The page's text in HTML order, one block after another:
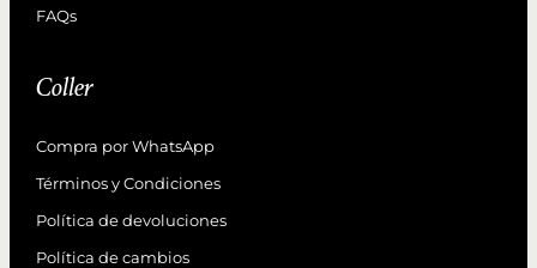
FAQs
Coller
Compra por WhatsApp
Términos y Condiciones
Política de devoluciones
Política de cambios